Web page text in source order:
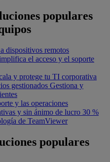
populares
dispositivos remotos
el acceso y el soporte
y protege tu TI corporativa
gestionados Gestiona y
y las operaciones
y sin ánimo de lucro 30 %
de TeamViewer
populares